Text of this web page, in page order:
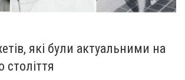
які були актуальними на
століття